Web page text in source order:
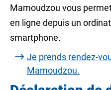
Mamoudzou vous
en ligne depuis un
smartphone.
Je prends rendez-
Mamoudzou.